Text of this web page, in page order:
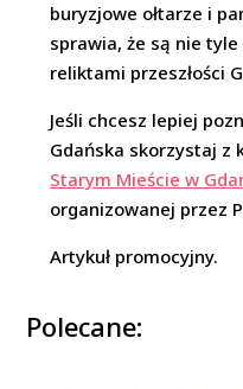
buryzjowe ołtarze i
sprawia, że są nie
reliktami przeszłości
Jeśli chcesz lepiej
Gdańska skorzystaj z
Starym Mieście w
organizowanej przez
Artykuł promocyjny.
Polecane: